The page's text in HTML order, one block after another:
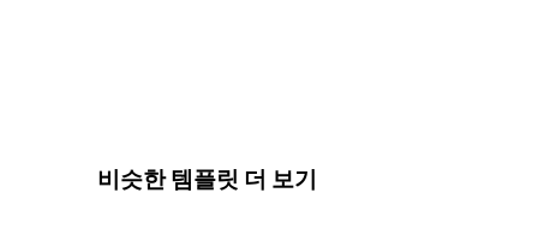
비슷한 템플릿 더 보기